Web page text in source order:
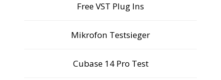
Free VST Plug Ins
Mikrofon Testsieger
Cubase 14 Pro Test